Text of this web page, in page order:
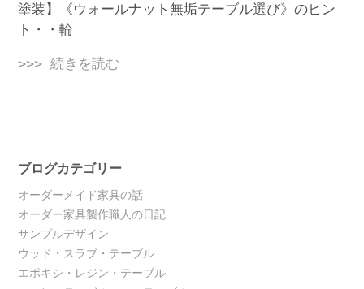
塗装】《ウォールナット無垢テーブル選び》のヒン
ト・・輪
>>> 続きを読む
ブログカテゴリー
オーダーメイド家具の話
オーダー家具製作職人の日記
サンプルデザイン
ウッド・スラブ・テーブル
エポキシ・レジン・テーブル